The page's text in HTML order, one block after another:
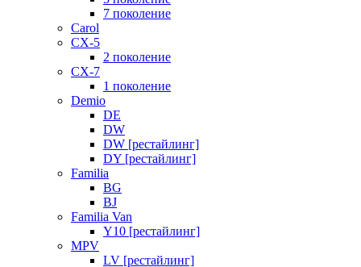
7 поколение
Carol
CX-5
2 поколение
CX-7
1 поколение
Demio
DE
DW
DW [рестайлинг]
DY [рестайлинг]
Familia
BG
BJ
Familia Van
Y10 [рестайлинг]
MPV
LV [рестайлинг]